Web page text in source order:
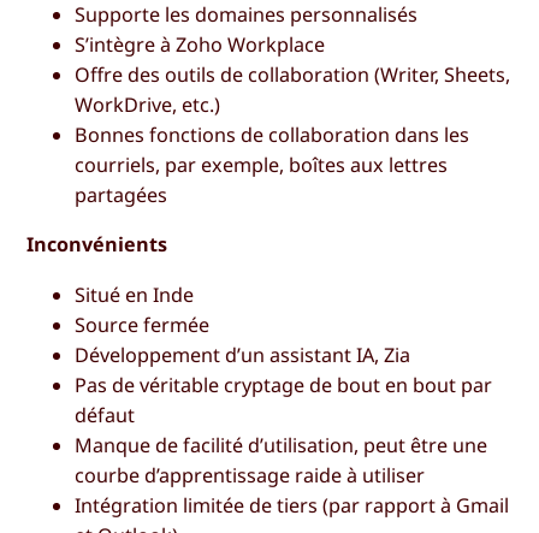
Supporte les domaines personnalisés
S’intègre à Zoho Workplace
Offre des outils de collaboration (Writer, Sheets,
WorkDrive, etc.)
Bonnes fonctions de collaboration dans les
courriels, par exemple, boîtes aux lettres
partagées
Inconvénients
Situé en Inde
Source fermée
Développement d’un assistant IA, Zia
Pas de véritable cryptage de bout en bout par
défaut
Manque de facilité d’utilisation, peut être une
courbe d’apprentissage raide à utiliser
Intégration limitée de tiers (par rapport à Gmail